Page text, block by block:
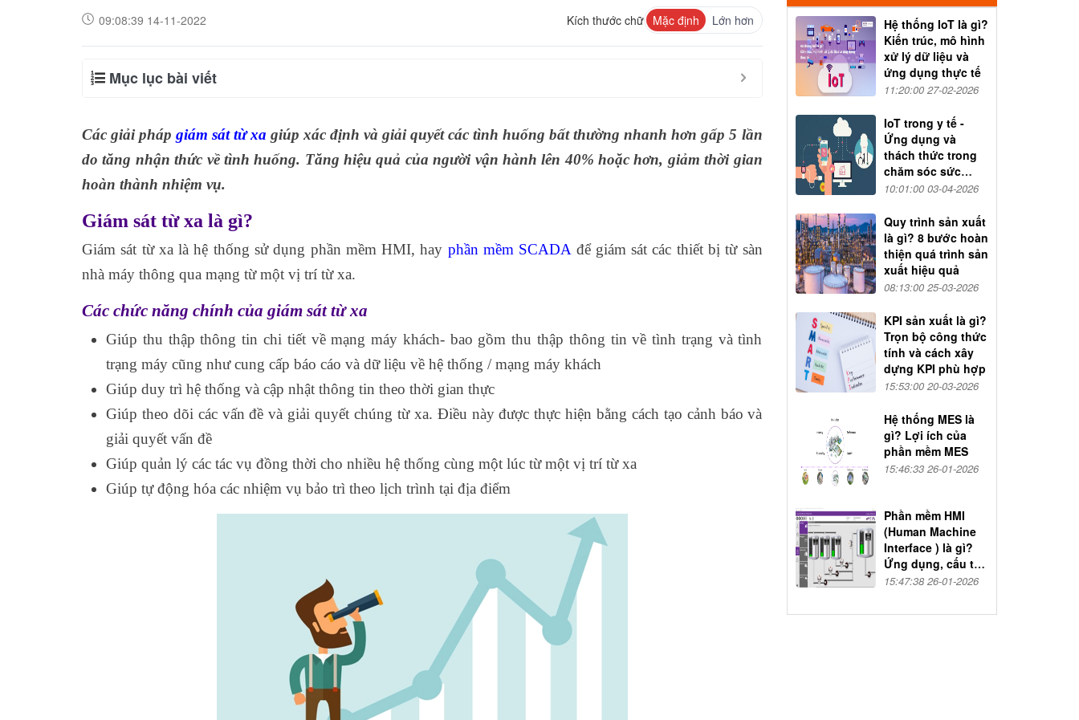
09:08:39 14-11-2022 Kích thước chữ Mặc định Lớn hơn
Mục lục bài viết
Các giải phápgiám sát từ xa giúp xác định và giải quyết các tình huống bất thường nhanh hơn gấp 5 lần
do tăng nhận thức về tình huống. Tăng hiệu quả của người vận hành lên 40% hoặc hơn, giảm thời gian
hoàn thành nhiệm vụ.
Giám sát từ xa là gì?
Giám sát từ xa là hệ thống sử dụng phần mềm HMI, hay phần mềm SCADA để giám sát các thiết bị từ sàn
nhà máy thông qua mạng từ một vị trí từ xa.
Các chức năng chính của giám sát từ xa
Giúp thu thập thông tin chi tiết về mạng máy khách- bao gồm thu thập thông tin về tình trạng và tình
trạng máy cũng như cung cấp báo cáo và dữ liệu về hệ thống / mạng máy khách
Giúp duy trì hệ thống và cập nhật thông tin theo thời gian thực
Giúp theo dõi các vấn đề và giải quyết chúng từ xa. Điều này được thực hiện bằng cách tạo cảnh báo và
giải quyết vấn đề
Giúp quản lý các tác vụ đồng thời cho nhiều hệ thống cùng một lúc từ một vị trí từ xa
Giúp tự động hóa các nhiệm vụ bảo trì theo lịch trình tại địa điểm
Hệ thống IoT là gì?
Kiến trúc, mô hình
xử lý dữ liệu và
ứng dụng thực tế
11:20:00 27-02-2026
IoT trong y tế -
Ứng dụng và
thách thức trong
chăm sóc sức
khỏe
10:01:00 03-04-2026
Quy trình sản xuất
là gì? 8 bước hoàn
thiện quá trình sản
xuất hiệu quả
08:13:00 25-03-2026
KPI sản xuất là gì?
Trọn bộ công thức
tính và cách xây
dựng KPI phù hợp
15:53:00 20-03-2026
Hệ thống MES là
gì? Lợi ích của
phần mềm MES
15:46:33 26-01-2026
Phần mềm HMI
(Human Machine
Interface ) là gì?
Ứng dụng, cấu tạo
và nguyên lý hoạt
15:47:38 26-01-2026